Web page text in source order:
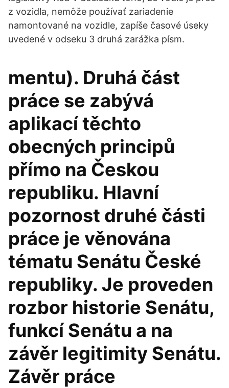
z vozidla, nemôže používať zariadenie
namontované na vozidle, zapíše časové úseky
uvedené v odseku 3 druhá zarážka písm.
mentu). Druhá část
práce se zabývá
aplikací těchto
obecných principů
přímo na Českou
republiku. Hlavní
pozornost druhé části
práce je věnována
tématu Senátu České
republiky. Je proveden
rozbor historie Senátu,
funkcí Senátu a na
závěr legitimity Senátu.
Závěr práce